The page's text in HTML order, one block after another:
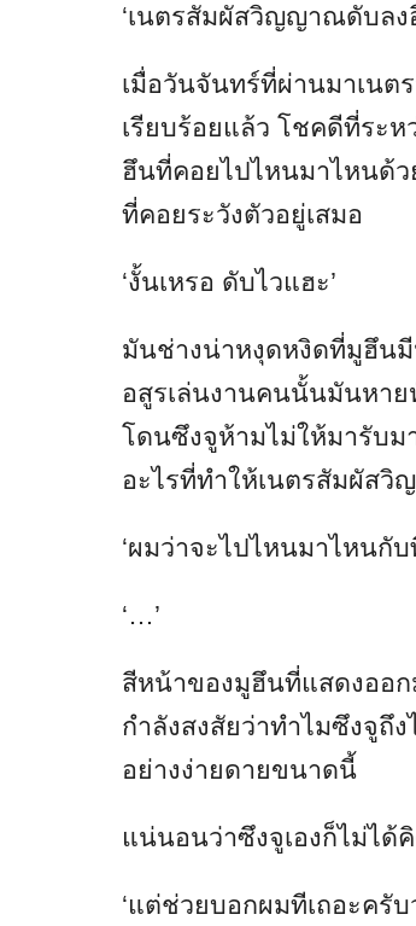
‘เนตรสัมผัสวิญญาณดับลง
เมื่อวันจันทร์ที่ผ่านมาเน
เรียบร้อยแล้ว โชคดีที่ระ
ฮึนที่คอยไปไหนมาไหนด้
ที่คอยระวังตัวอยู่เสมอ
‘งั้นเหรอ ดับไวแฮะ’
มันช่างน่าหงุดหงิดที่มูฮึน
อสูรเล่นงานคนนั้นมันหาย
โดนซึงจูห้ามไม่ให้มารับม
อะไรที่ทำให้เนตรสัมผัส
‘ผมว่าจะไปไหนมาไหนกั
‘…’
สีหน้าของมูฮึนที่แสดงออ
กำลังสงสัยว่าทำไมซึงจูถึ
อย่างง่ายดายขนาดนี้
แน่นอนว่าซึงจูเองก็ไม่ได้
‘แต่ช่วยบอกผมทีเถอะครั